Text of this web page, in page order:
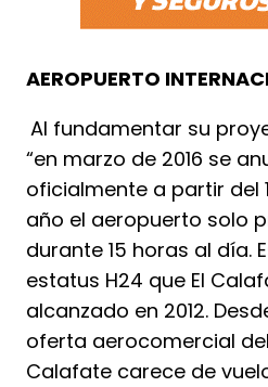
AEROPUERTO
Al fundamentar su
“en marzo de 2016 se
oficialmente a partir del
año el aeropuerto solo
durante 15 horas al día.
estatus H24 que El
alcanzado en 2012.
oferta aerocomercial
Calafate carece de